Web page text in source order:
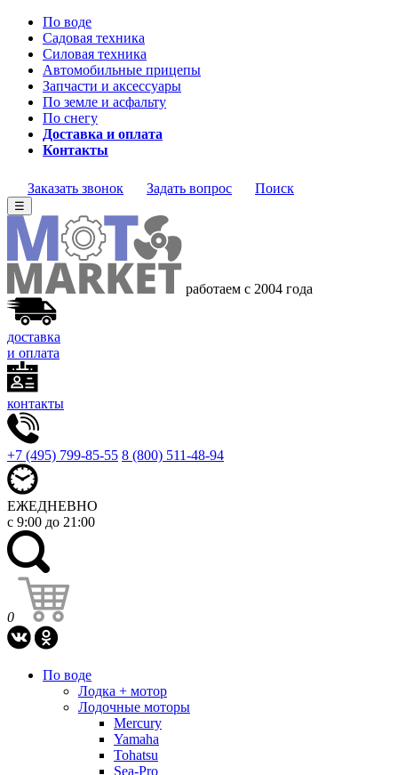
По воде
Садовая техника
Силовая техника
Автомобильные прицепы
Запчасти и аксессуары
По земле и асфальту
По снегу
Доставка и оплата
Контакты
Заказать звонок Задать вопрос Поиск
☰
работаем с 2004 года
доставка
и оплата
контакты
+7 (495) 799-85-55 8 (800) 511-48-94
ЕЖЕДНЕВНО
с 9:00 до 21:00
0
По воде
Лодка + мотор
Лодочные моторы
Mercury
Yamaha
Tohatsu
Sea-Pro